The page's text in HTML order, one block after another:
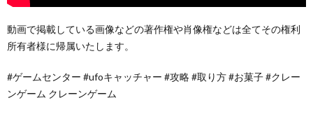
動画で掲載している画像などの著作権や肖像権などは全てその権利
所有者様に帰属いたします。
#ゲームセンター #ufoキャッチャー #攻略 #取り方 #お菓子 #クレー
ンゲーム クレーンゲーム